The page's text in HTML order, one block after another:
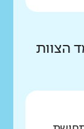
הצוות